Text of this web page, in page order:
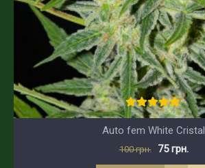
Auto fem White Cristal
100 грн. 75 грн.